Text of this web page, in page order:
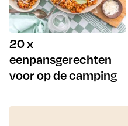
20 x
eenpansgerechten
voor op de camping